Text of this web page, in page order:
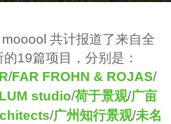
共计报道了来自全
19篇项目，分别是：
/FAR FROHN & ROJAS/
studio/荷于景观/广亩
/广州知行景观/未名